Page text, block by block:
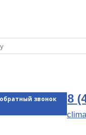
8
звонок